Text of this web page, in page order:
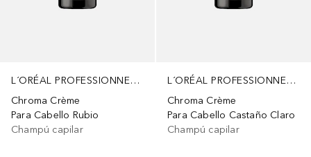
L´ORÉAL PROFESSIONNEL PARIS
Chroma Crème
Para Cabello Rubio
Champú capilar
L´ORÉAL PROFESSIONNEL PARIS
Chroma Crème
Para Cabello Castaño Claro
Champú capilar